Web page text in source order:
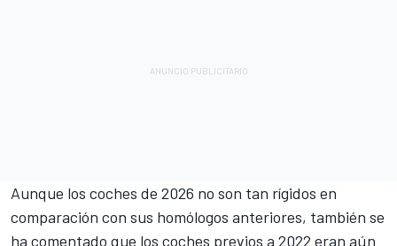
Aunque los coches de 2026 no son tan rígidos en
comparación con sus homólogos anteriores, también se
ha comentado que los coches previos a 2022 eran aún